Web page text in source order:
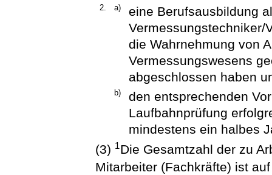
2. a)
eine Berufsausbildung
Vermessungstechniker/
die Wahrnehmung von
Vermessungswesens
abgeschlossen haben
b)
den entsprechenden
Laufbahnprüfung
mindestens ein halbes
(3) 1Die Gesamtzahl der zu
Mitarbeiter (Fachkräfte) ist